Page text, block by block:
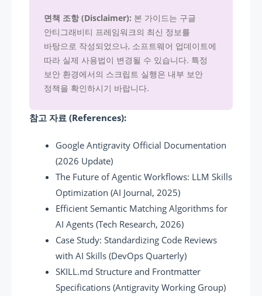
면책 조항 (Disclaimer): 본 가이드는 구글
안티그래비티 프레임워크의 최신 정보를
바탕으로 작성되었으나, 소프트웨어 업데이트에
따라 실제 사용법이 변경될 수 있습니다. 특정
보안 환경에서의 스크립트 실행은 내부 보안
정책을 확인하시기 바랍니다.
참고 자료 (References):
Google Antigravity Official Documentation
(2026 Update)
The Future of Agentic Workflows: LLM Skills
Optimization (AI Journal, 2025)
Efficient Semantic Matching Algorithms for
AI Agents (Tech Research, 2026)
Case Study: Standardizing Code Reviews
with AI Skills (DevOps Quarterly)
SKILL.md Structure and Frontmatter
Specifications (Antigravity Working Group)